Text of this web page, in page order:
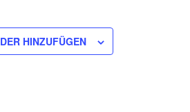
HINZUFÜGEN